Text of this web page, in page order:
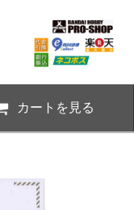
カートを見る